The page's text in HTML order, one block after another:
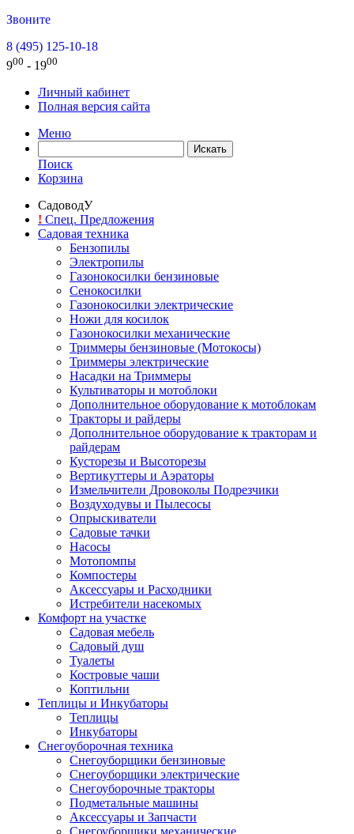
Звоните
8 (495) 125-10-18
900 - 1900
Личный кабинет
Полная версия сайта
Меню
Поиск
Корзина
СадоводУ
! Спец. Предложения
Садовая техника
Бензопилы
Электропилы
Газонокосилки бензиновые
Сенокосилки
Газонокосилки электрические
Ножи для косилок
Газонокосилки механические
Триммеры бензиновые (Мотокосы)
Триммеры электрические
Насадки на Триммеры
Культиваторы и мотоблоки
Дополнительное оборудование к мотоблокам
Тракторы и райдеры
Дополнительное оборудование к тракторам и
райдерам
Кусторезы и Высоторезы
Вертикуттеры и Аэраторы
Измельчители Дровоколы Подрезчики
Воздуходувы и Пылесосы
Опрыскиватели
Садовые тачки
Насосы
Мотопомпы
Компостеры
Аксессуары и Расходники
Истребители насекомых
Комфорт на участке
Садовая мебель
Садовый душ
Туалеты
Костровые чаши
Коптильни
Теплицы и Инкубаторы
Теплицы
Инкубаторы
Снегоуборочная техника
Снегоуборщики бензиновые
Снегоуборщики электрические
Снегоуборочные тракторы
Подметальные машины
Аксессуары и Запчасти